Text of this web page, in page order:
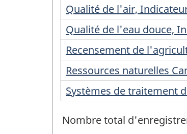
Qualité de l'air,
Qualité de l'eau douce,
Recensement de
Ressources naturelles
Systèmes de traitement
Nombre total